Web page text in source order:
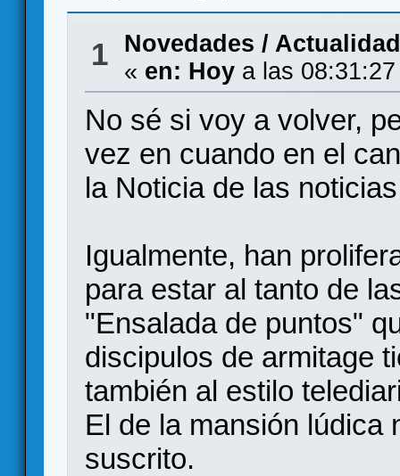
1
Novedades / Actualidad
« en: Hoya las 08:31:27
No sé si voy a volver,
vez en cuando en el
la Noticia de las
Igualmente, han
para estar al tanto de
"Ensalada de puntos"
discipulos de armitage
también al estilo
El de la mansión lúdica
suscrito.